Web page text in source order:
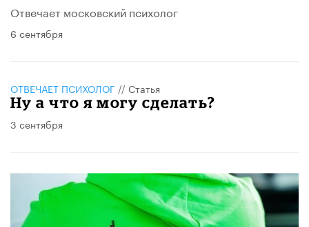
Отвечает московский психолог
6 сентября
ОТВЕЧАЕТ ПСИХОЛОГ // Статья
Ну а что я могу сделать?
3 сентября